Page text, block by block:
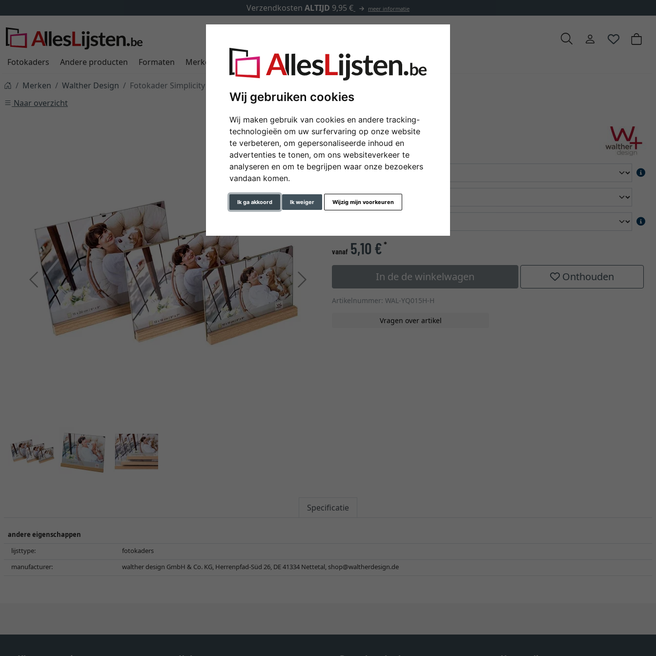
Wij gebruiken cookies
Wij maken gebruik van cookies en andere tracking-
technologieën om uw surfervaring op onze website
te verbeteren, om gepersonaliseerde inhoud en
advertenties te tonen, om ons websiteverkeer te
analyseren en om te begrijpen waar onze bezoekers
vandaan komen.
Ik ga akkoord Ik weiger Wijzig mijn voorkeuren
Verzendkosten ALTIJD 9,95 € meer informatie
Fotokaders Andere producten Formaten Merken Kaders op maat Passe-partouts Toebehoren
Merken Walther Design
Fotokader Simplicity
Naar overzicht
Terug Verder
Fotokader Simplicity
formaat
kleur
vanaf 5,10 €*
In de de winkelwagen Onthouden
Artikelnummer: WAL-YQ015H-H
Vragen over artikel
Specificatie
andere eigenschappen
lijsttype:
fotokaders
manufacturer:
walther design GmbH & Co. KG, Herrenpfad-Süd 26, DE 41334 Nettetal,shop@waltherdesign.de